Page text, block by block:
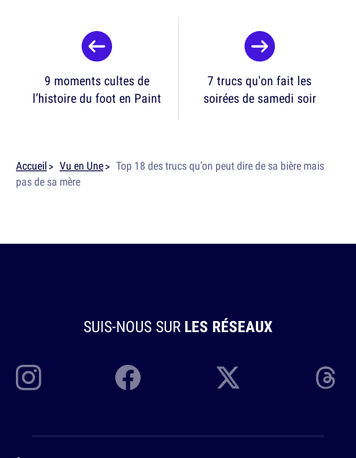
9 moments cultes de
l’histoire du foot en Paint
7 trucs qu'on fait les
soirées de samedi soir
Accueil Vu en Une
Top 18 des trucs qu’on peut dire de sa bière mais
pas de sa mère
SUIS-NOUS SUR LES RÉSEAUX